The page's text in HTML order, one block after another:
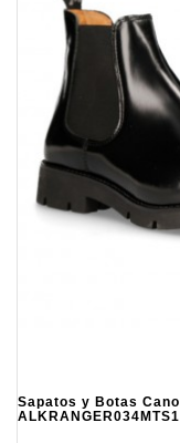
Sapatos y Botas
ALKRANGER034MTS1